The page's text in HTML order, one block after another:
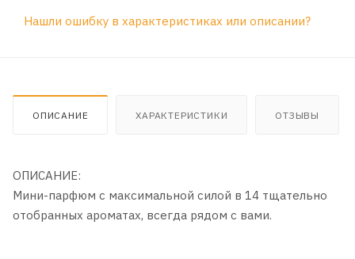
Нашли ошибку в характеристиках или описании?
ОПИСАНИЕ ХАРАКТЕРИСТИКИ ОТЗЫВЫ
ОПИСАНИЕ:
Мини-парфюм с максимальной силой в 14 тщательно
отобранных ароматах, всегда рядом с вами.